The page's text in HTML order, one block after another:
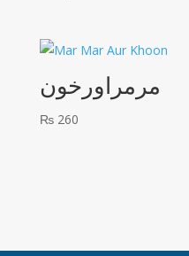
مرمراورخون
₨260